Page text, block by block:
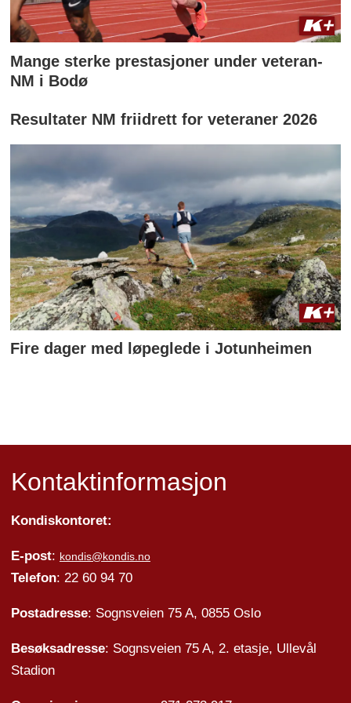
Mange sterke prestasjoner under veteran-
NM i Bodø
Resultater NM friidrett for veteraner 2026
Fire dager med løpeglede i Jotunheimen
Kontaktinformasjon
Kondiskontoret:
E-post: kondis@kondis.no
Telefon: 22 60 94 70
Postadresse: Sognsveien 75 A, 0855 Oslo
Besøksadresse: Sognsveien 75 A, 2. etasje, Ullevål
Stadion